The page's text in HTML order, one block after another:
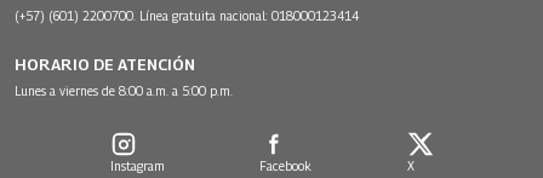
(+57) (601) 2200700. Línea gratuita nacional: 018000123414
HORARIO DE ATENCIÓN
Lunes a viernes de 8:00 a.m. a 5:00 p.m.
Instagram Facebook X